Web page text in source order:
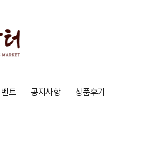
트 공지사항 상품후기